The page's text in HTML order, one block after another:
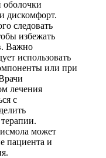
оболочки
дискомфорт.
следовать
избежать
Важно
использовать
или при
лечения
с
может
пациента и